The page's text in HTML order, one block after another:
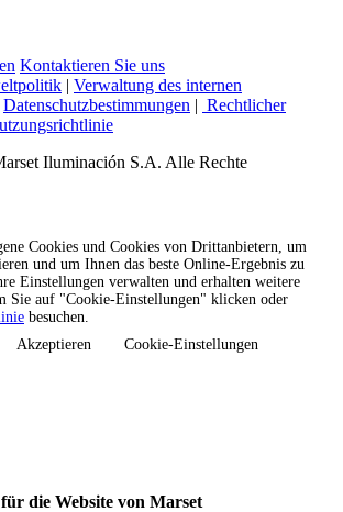
Kontaktieren Sie uns
| Verwaltung des internen
Datenschutzbestimmungen | Rechtlicher
Iluminación S.A. Alle Rechte
Cookies und Cookies von Drittanbietern, um
und um Ihnen das beste Online-Ergebnis zu
Einstellungen verwalten und erhalten weitere
Sie auf "Cookie-Einstellungen" klicken oder
besuchen.
Akzeptieren Cookie-Einstellungen
die Website von Marset